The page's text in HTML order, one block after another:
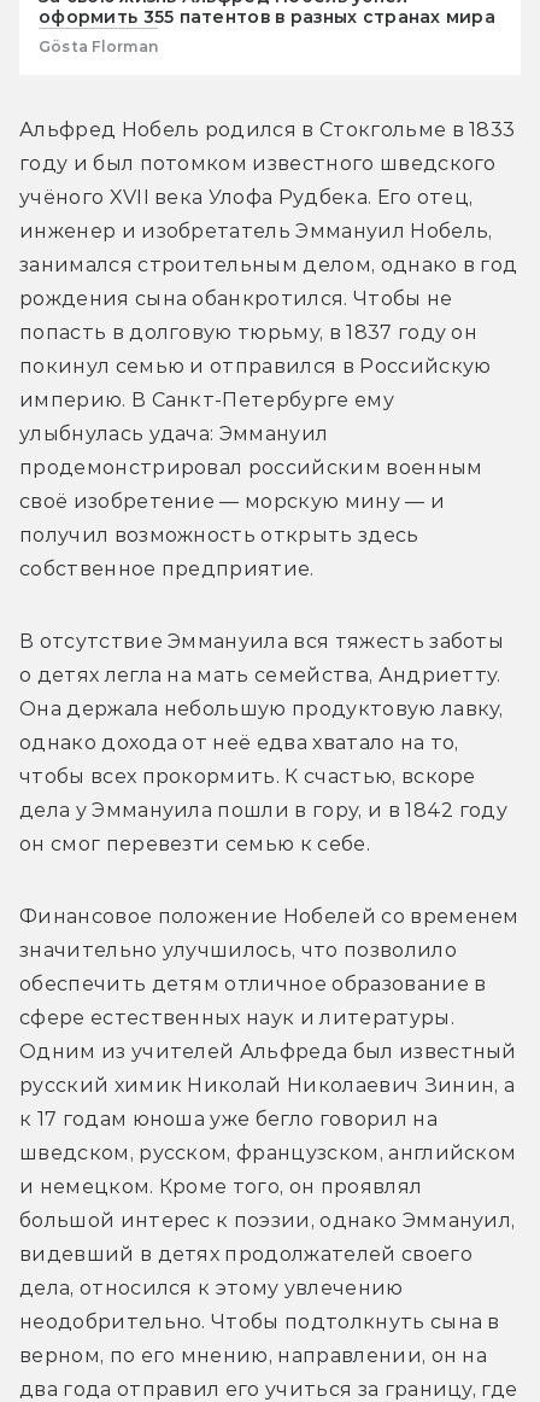
оформить 355 патентов в разных странах мира
Gösta Florman
Альфред Нобель родился в Стокгольме в 1833
году и был потомком известного шведского
учёного XVII века Улофа Рудбека. Его отец,
инженер и изобретатель Эммануил Нобель,
занимался строительным делом, однако в год
рождения сына обанкротился. Чтобы не
попасть в долговую тюрьму, в 1837 году он
покинул семью и отправился в Российскую
империю. В Санкт-Петербурге ему
улыбнулась удача: Эммануил
продемонстрировал российским военным
своё изобретение — морскую мину — и
получил возможность открыть здесь
собственное предприятие.
В отсутствие Эммануила вся тяжесть заботы
о детях легла на мать семейства, Андриетту.
Она держала небольшую продуктовую лавку,
однако дохода от неё едва хватало на то,
чтобы всех прокормить. К счастью, вскоре
дела у Эммануила пошли в гору, и в 1842 году
он смог перевезти семью к себе.
Финансовое положение Нобелей со временем
значительно улучшилось, что позволило
обеспечить детям отличное образование в
сфере естественных наук и литературы.
Одним из учителей Альфреда был известный
русский химик Николай Николаевич Зинин, а
к 17 годам юноша уже бегло говорил на
шведском, русском, французском, английском
и немецком. Кроме того, он проявлял
большой интерес к поэзии, однако Эммануил,
видевший в детях продолжателей своего
дела, относился к этому увлечению
неодобрительно. Чтобы подтолкнуть сына в
верном, по его мнению, направлении, он на
два года отправил его учиться за границу, где